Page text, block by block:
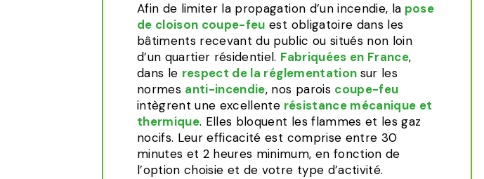
Afin de limiter la propagation d’un incendie, la pose
de cloison coupe-feu est obligatoire dans les
bâtiments recevant du public ou situés non loin
d’un quartier résidentiel. Fabriquées en France,
dans le respect de la réglementation sur les
normes anti-incendie, nos parois coupe-feu
intègrent une excellente résistance mécanique et
thermique. Elles bloquent les flammes et les gaz
nocifs. Leur efficacité est comprise entre 30
minutes et 2 heures minimum, en fonction de
l’option choisie et de votre type d’activité.